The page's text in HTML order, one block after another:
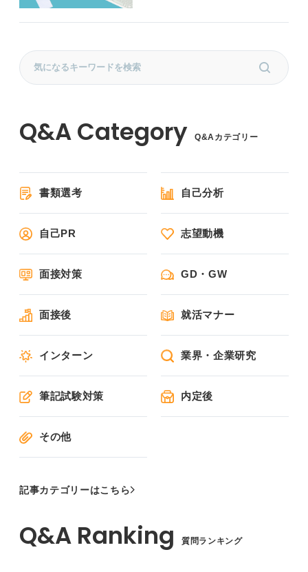
Q&Aカテゴリー
書類選考 自己分析
自己PR 志望動機
面接対策 GD・GW
面接後 就活マナー
インターン 業界・企業研究
筆記試験対策 内定後
その他
記事カテゴリーはこちら
質問ランキング